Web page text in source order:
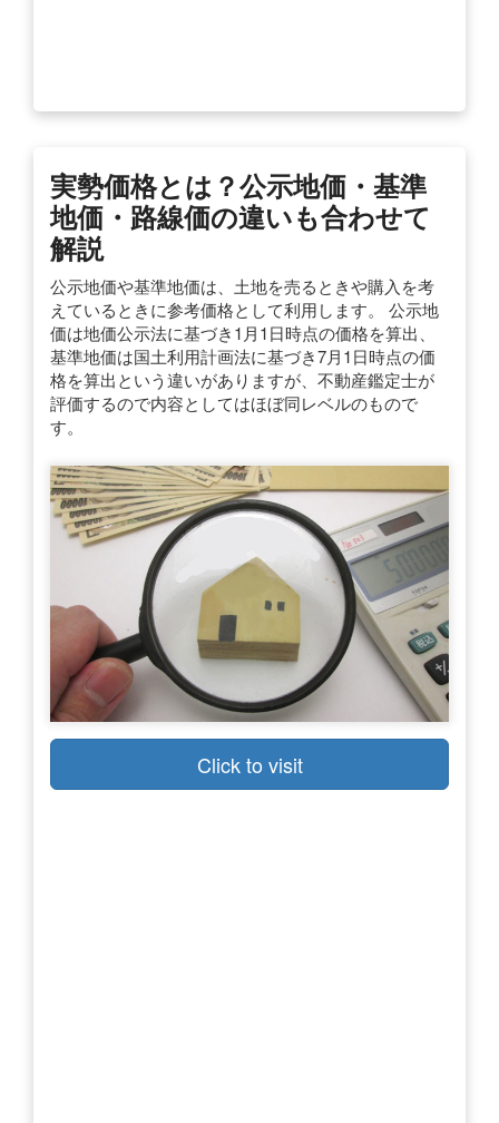
実勢価格とは？公示地価・基準
地価・路線価の違いも合わせて
解説
公示地価や基準地価は、土地を売るときや購入を考
えているときに参考価格として利用します。 公示地
価は地価公示法に基づき1月1日時点の価格を算出、
基準地価は国土利用計画法に基づき7月1日時点の価
格を算出という違いがありますが、不動産鑑定士が
評価するので内容としてはほぼ同レベルのもので
す。
Click to visit